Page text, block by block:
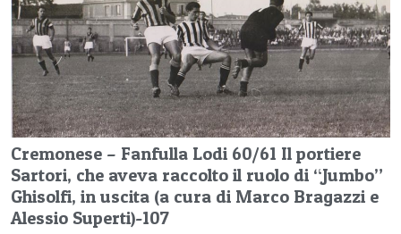
Cremonese – Fanfulla Lodi 60/61 Il portiere
Sartori, che aveva raccolto il ruolo di “Jumbo”
Ghisolfi, in uscita (a cura di Marco Bragazzi e
Alessio Superti)-107